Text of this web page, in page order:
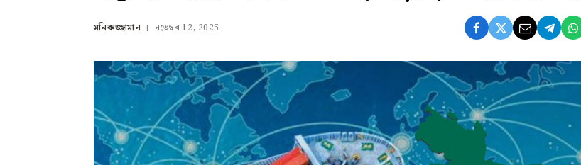
মনিরুজ্জামান নভেম্বর 12, 2025